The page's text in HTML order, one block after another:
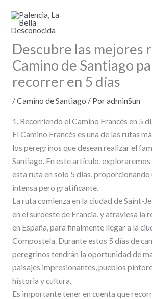
contenido
Descubre las mejores
Camino de Santiago
recorrer en 5 días
/Camino de Santiago / PoradminSun
1. Recorriendo el Camino Francés en 5
El Camino Francés es una de las rutas
los peregrinos que desean realizar el
Santiago. En este artículo,
esta ruta en solo 5 días, proporcionando
intensa pero gratificante.
La ruta comienza en la ciudad de Saint-
en el suroeste de Francia, y atraviesa la
en España, para finalmente llegar a la
Compostela. Durante estos 5 días de
peregrinos tendrán la oportunidad de
paisajes impresionantes, pueblos
historia y cultura.
Es importante tener en cuenta que